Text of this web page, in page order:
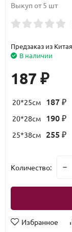
Выкуп от 5 шт
Предзаказ из
В наличии
187 ₽
20*25см 187 ₽
20*28см 190 ₽
25*38см 255 ₽
Количество:
Избранное